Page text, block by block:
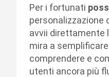
Per i fortunati
personalizzazione
avvii direttamente
mira a
comprendere e
utenti ancora più